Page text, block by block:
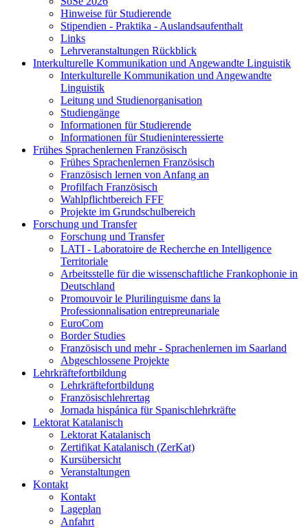
Hinweise für Studierende
Stipendien - Praktika - Auslandsaufenthalt
Links
Lehrveranstaltungen Rückblick
Interkulturelle Kommunikation und Angewandte Linguistik
Interkulturelle Kommunikation und Angewandte
Linguistik
Leitung und Studienorganisation
Studiengänge
Informationen für Studierende
Informationen für Studieninteressierte
Frühes Sprachenlernen Französisch
Frühes Sprachenlernen Französisch
Französisch lernen von Anfang an
Profilfach Französisch
Wahlpflichtbereich FFF
Projekte im Grundschulbereich
Forschung und Transfer
Forschung und Transfer
LATI - Laboratoire de Recherche en Intelligence
Territoriale
Arbeitsstelle für die wissenschaftliche Frankophonie in
Deutschland
Promouvoir le Plurilinguisme dans la
Professionnalisation entrepreunariale
EuroCom
Border Studies
Französisch und mehr - Sprachenlernen im Saarland
Abgeschlossene Projekte
Lehrkräftefortbildung
Lehrkräftefortbildung
Französischlehrertag
Jornada hispánica für Spanischlehrkräfte
Lektorat Katalanisch
Lektorat Katalanisch
Zertifikat Katalanisch (ZerKat)
Kursübersicht
Veranstaltungen
Kontakt
Kontakt
Lageplan
Anfahrt